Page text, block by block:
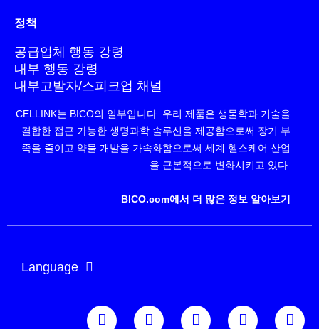
정책
공급업체 행동 강령
내부 행동 강령
내부고발자/스피크업 채널
CELLINK는 BICO의 일부입니다. 우리 제품은 생물학과 기술을
결합한 접근 가능한 생명과학 솔루션을 제공함으로써 장기 부
족을 줄이고 약물 개발을 가속화함으로써 세계 헬스케어 산업
을 근본적으로 변화시키고 있다.
BICO.com에서 더 많은 정보 알아보기
Language